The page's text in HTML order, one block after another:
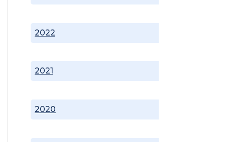
2020
2021
2022